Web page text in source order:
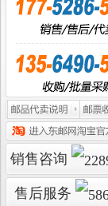
销售咨询
售后服务